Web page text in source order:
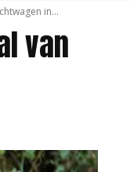
in...
van